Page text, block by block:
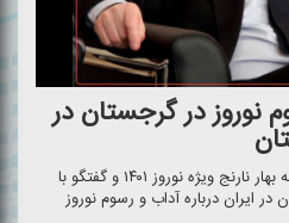
نوروز در گرجستان در
شنونده بخش نوروز جهانی از برنامه بهار نارنج ویژه نوروز ۱۴۰۱ و گفتگو با
ایران درباره آداب و رسوم نوروز